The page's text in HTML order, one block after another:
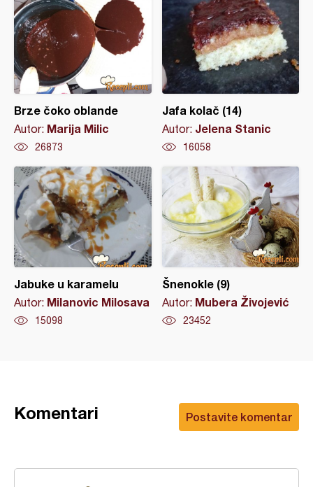
Brze čoko oblande
Autor: Marija Milic
26873
Jafa kolač (14)
Autor: Jelena Stanic
16058
Jabuke u karamelu
Autor: Milanovic Milosava
15098
Šnenokle (9)
Autor: Mubera Živojević
23452
Postavite komentar
Komentari